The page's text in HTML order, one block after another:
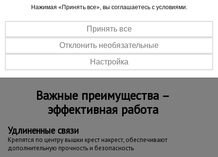
базовый блок ВСП 250/1.6х2.0 - 1 шт.
секция ВСП 250/1.6х2.0 - 8 шт.
настил с люком - 1 шт.
настил без люка - 2 шт.
Важные преимущества –
эффективная работа
Удлиненные связи
Крепятся по центру вышки крест накрест, обеспечивают
дополнительную прочность и безопасность
Нажимая «Принять все», вы соглашаетесь с условиями.
Принять все
Отклонить необязательные
Настройка